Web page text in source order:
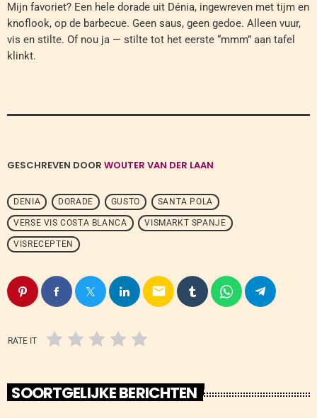
Mijn favoriet? Een hele dorade uit Dénia, ingewreven met tijm en
knoflook, op de barbecue. Geen saus, geen gedoe. Alleen vuur,
vis en stilte. Of nou ja — stilte tot het eerste “mmm” aan tafel
klinkt.
GESCHREVEN DOOR WOUTER VAN DER LAAN
DENIA DORADE GUSTO SANTA POLA
VERSE VIS COSTA BLANCA VISMARKT SPANJE
VISRECEPTEN
email
RATE IT
SOORTGELIJKE BERICHTEN